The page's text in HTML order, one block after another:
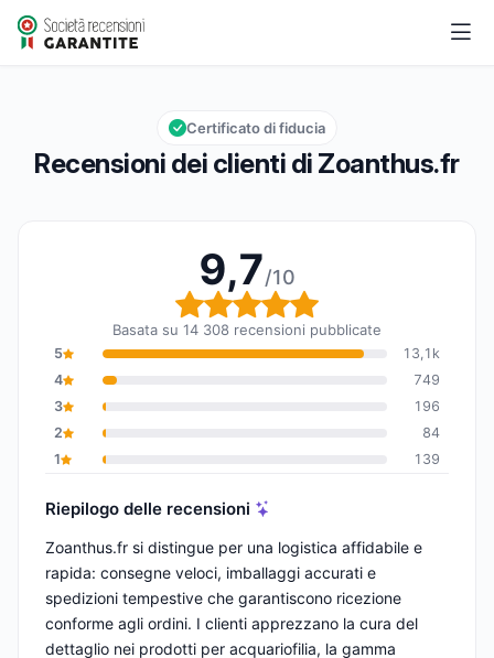
Zoanthus.fr
Valutazione globale: 9,7 su 10
9,7/10
Recensioni dei clienti di Zoanthus.fr
Certificato di fiducia
9,7/10
Valutazione globale:
Basata su 14 308 recensioni pubblicate
5
13,1k
4
749
3
196
2
84
1
139
Riepilogo delle recensioni
Zoanthus.fr si distingue per una logistica affidabile e
rapida: consegne veloci, imballaggi accurati e
spedizioni tempestive che garantiscono ricezione
conforme agli ordini. I clienti apprezzano la cura del
dettaglio nei prodotti per acquariofilia, la gamma